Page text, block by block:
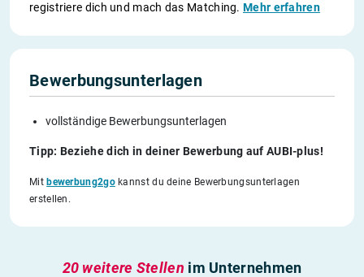
registriere dich und mach das Matching.Mehr erfahren
Bewerbungsunterlagen
vollständige Bewerbungsunterlagen
Tipp: Beziehe dich in deiner Bewerbung auf AUBI-plus!
Mit bewerbung2gokannst du deine Bewerbungsunterlagen
erstellen.
20 weitere Stellen im Unternehmen